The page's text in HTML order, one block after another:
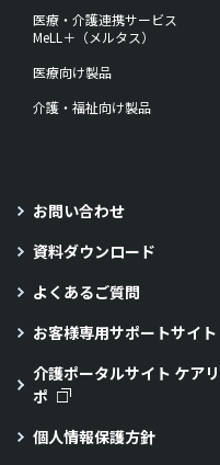
医療・介護連携サービス
MeLL＋（メルタス）
医療向け製品
介護・福祉向け製品
お問い合わせ
資料ダウンロード
よくあるご質問
お客様専用サポートサイト
介護ポータルサイト ケアリ
ポ
個人情報保護方針